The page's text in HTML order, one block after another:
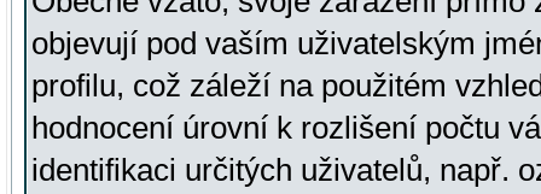
objevují pod vaším uživatelským
profilu, což záleží na použitém
hodnocení úrovní k rozlišení počtu
identifikaci určitých uživatelů, např.